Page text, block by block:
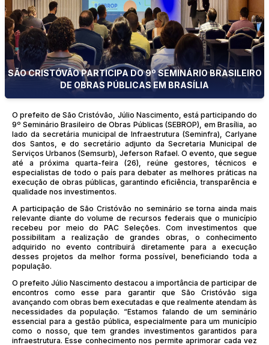
SÃO CRISTÓVÃO PARTICIPA DO 9º SEMINÁRIO BRASILEIRO
DE OBRAS PÚBLICAS EM BRASÍLIA
O prefeito de São Cristóvão, Júlio Nascimento, está participando do
9º Seminário Brasileiro de Obras Públicas (SEBROP), em Brasília, ao
lado da secretária municipal de Infraestrutura (Seminfra), Carlyane
dos Santos, e do secretário adjunto da Secretaria Municipal de
Serviços Urbanos (Semsurb), Jeferson Rafael. O evento, que segue
até a próxima quarta-feira (26), reúne gestores, técnicos e
especialistas de todo o país para debater as melhores práticas na
execução de obras públicas, garantindo eficiência, transparência e
qualidade nos investimentos.
A participação de São Cristóvão no seminário se torna ainda mais
relevante diante do volume de recursos federais que o município
recebeu por meio do PAC Seleções. Com investimentos que
possibilitam a realização de grandes obras, o conhecimento
adquirido no evento contribuirá diretamente para a execução
desses projetos da melhor forma possível, beneficiando toda a
população.
O prefeito Júlio Nascimento destacou a importância de participar de
encontros como esse para garantir que São Cristóvão siga
avançando com obras bem executadas e que realmente atendam às
necessidades da população. “Estamos falando de um seminário
essencial para a gestão pública, especialmente para um município
como o nosso, que tem grandes investimentos garantidos para
infraestrutura. Esse conhecimento nos permite aprimorar cada vez